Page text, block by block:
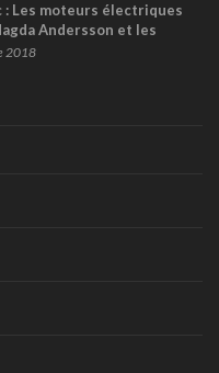
: Les moteurs électriques
Andersson et les
2018